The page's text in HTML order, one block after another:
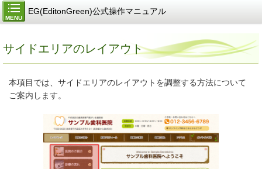
MENU
EG(EditonGreen)公式操作マニュアル
サイドエリアのレイアウト
本項目では、サイドエリアのレイアウトを調整する方法について
ご案内します。